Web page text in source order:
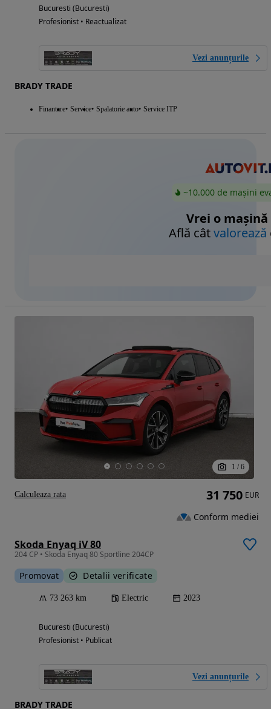
Bucuresti (Bucuresti)
Profesionist • Reactualizat
Vezi anunțurile
BRADY TRADE
Finantare Service Spalatorie auto Service ITP
~10.000 de mașini
Vrei o mașină
Află câtvalorează
1 / 6
Skoda Enyaq iV 80
204 CP • Skoda Enyaq 80 Sportline 204CP
Promovat Detalii verificate
73 263 km Electric 2023
Bucuresti (Bucuresti)
Profesionist • Publicat
Vezi anunțurile
BRADY TRADE
31 750 EUR
Conform mediei
Calculeaza rata